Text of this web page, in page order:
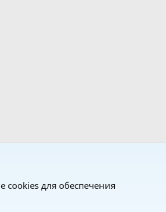
cookies для обеспечения